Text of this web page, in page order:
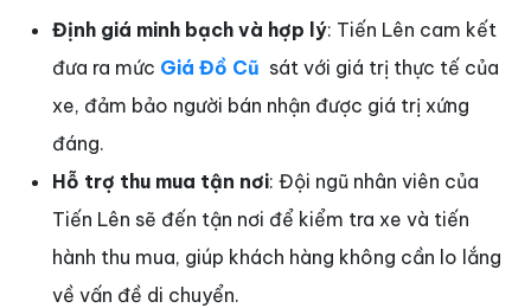
Định giá minh bạch và hợp lý: Tiến Lên cam kết
đưa ra mức Giá Đồ Cũ sát với giá trị thực tế của
xe, đảm bảo người bán nhận được giá trị xứng
đáng.
Hỗ trợ thu mua tận nơi: Đội ngũ nhân viên của
Tiến Lên sẽ đến tận nơi để kiểm tra xe và tiến
hành thu mua, giúp khách hàng không cần lo lắng
về vấn đề di chuyển.